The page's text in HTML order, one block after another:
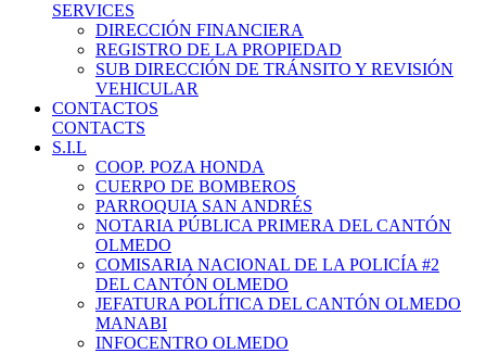
SERVICES
DIRECCIÓN FINANCIERA
REGISTRO DE LA PROPIEDAD
SUB DIRECCIÓN DE TRÁNSITO Y REVISIÓN
VEHICULAR
CONTACTOS
CONTACTS
S.I.L
COOP. POZA HONDA
CUERPO DE BOMBEROS
PARROQUIA SAN ANDRÉS
NOTARIA PÚBLICA PRIMERA DEL CANTÓN
OLMEDO
COMISARIA NACIONAL DE LA POLICÍA #2
DEL CANTÓN OLMEDO
JEFATURA POLÍTICA DEL CANTÓN OLMEDO
MANABI
INFOCENTRO OLMEDO